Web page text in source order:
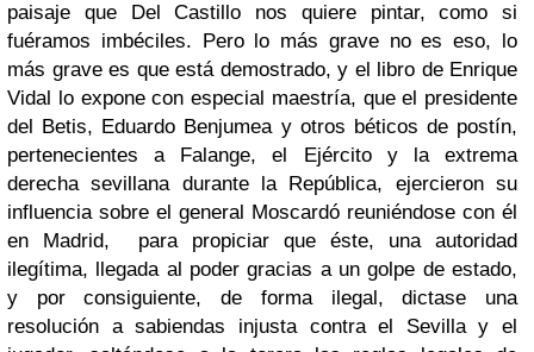
paisaje que Del Castillo nos quiere pintar, como si
fuéramos imbéciles. Pero lo más grave no es eso, lo
más grave es que está demostrado, y el libro de Enrique
Vidal lo expone con especial maestría, que el presidente
del Betis, Eduardo Benjumea y otros béticos de postín,
pertenecientes a Falange, el Ejército y la extrema
derecha sevillana durante la República, ejercieron su
influencia sobre el general Moscardó reuniéndose con él
en Madrid, para propiciar que éste, una autoridad
ilegítima, llegada al poder gracias a un golpe de estado,
y por consiguiente, de forma ilegal, dictase una
resolución a sabiendas injusta contra el Sevilla y el